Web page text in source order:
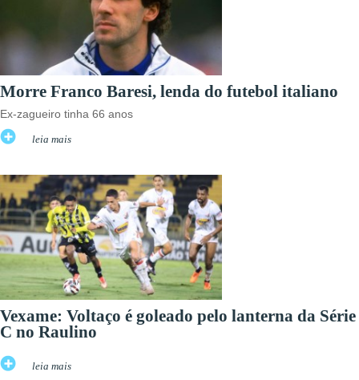
Morre Franco Baresi, lenda do futebol italiano
Ex-zagueiro tinha 66 anos
leia mais
Vexame: Voltaço é goleado pelo lanterna da Série
C no Raulino
leia mais